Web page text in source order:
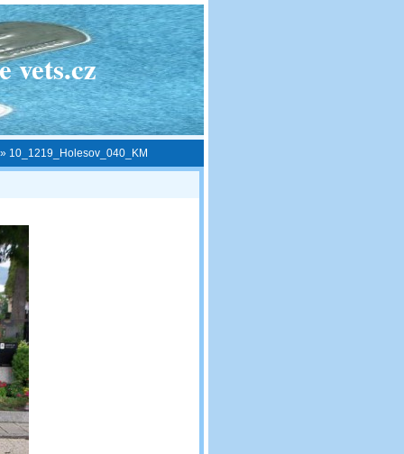
vets.cz
» 10_1219_Holesov_040_KM